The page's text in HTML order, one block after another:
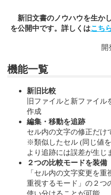
新旧文書のノウハウを生か
を公開中です。詳しくはこち
開
機能一覧
新旧比較
旧ファイルと新ファイ
作成
編集・移動を追跡
セル内の文字の修正だけ
※類似したセル (同じ値
より追跡には誤差が生じ
２つの比較モードを装備
「セル内の文字変更を
重視するモード」の２つ